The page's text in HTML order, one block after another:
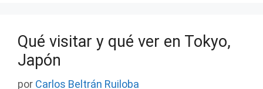
Qué visitar y qué ver en Tokyo,
Japón
por Carlos Beltrán Ruiloba